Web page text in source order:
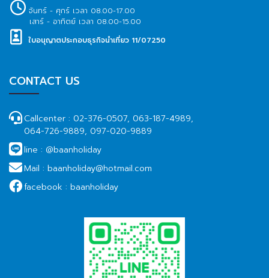
จันทร์ - ศุกร์ เวลา 08.00-17.00
เสาร์ - อาทิตย์ เวลา 08.00-15.00
ใบอนุญาตประกอบธุรกิจนำเที่ยว 11/07250
CONTACT US
Callcenter : 02-376-0507, 063-187-4989,
064-726-9889, 097-020-9889
line : @baanholiday
Mail : baanholiday@hotmail.com
facebook : baanholiday